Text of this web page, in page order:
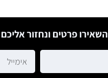
השאירו פרטים ונחזור